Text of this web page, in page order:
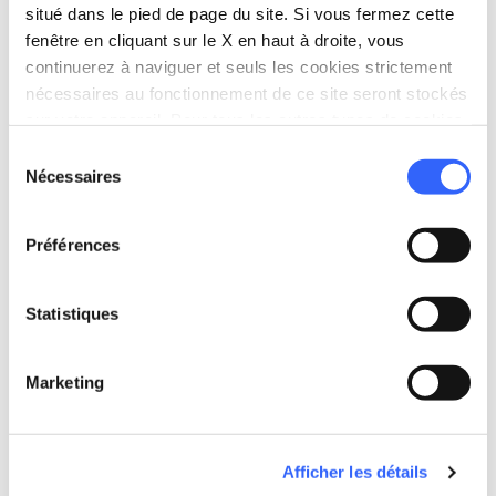
situé dans le pied de page du site. Si vous fermez cette
fenêtre en cliquant sur le X en haut à droite, vous
continuerez à naviguer et seuls les cookies strictement
nécessaires au fonctionnement de ce site seront stockés
Nécessaires
Préférences
Statistiques
Marketing
Afficher les détails
Informations
Via Ponti Medicei, 11, 50050 Cerreto
language Site web